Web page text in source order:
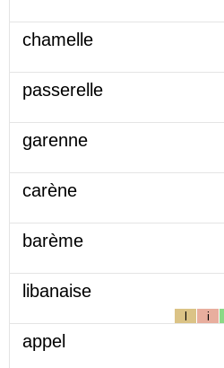
chamelle
passerelle
garenne
carène
barème
libanaise
l i
appel